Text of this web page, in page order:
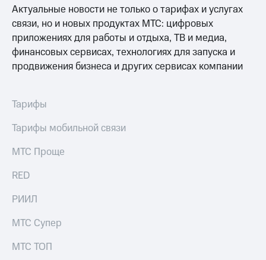
Актуальные новости не только о тарифах и услугах
связи, но и новых продуктах МТС: цифровых
приложениях для работы и отдыха, ТВ и медиа,
финансовых сервисах, технологиях для запуска и
продвижения бизнеса и других сервисах компании
Тарифы
Тарифы мобильной связи
МТС Проще
RED
РИИЛ
МТС Супер
МТС ТОП